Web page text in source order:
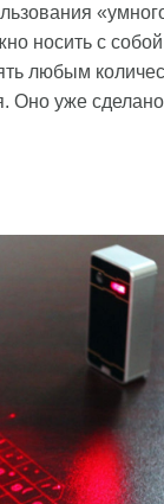
носить с
любым
Оно уже